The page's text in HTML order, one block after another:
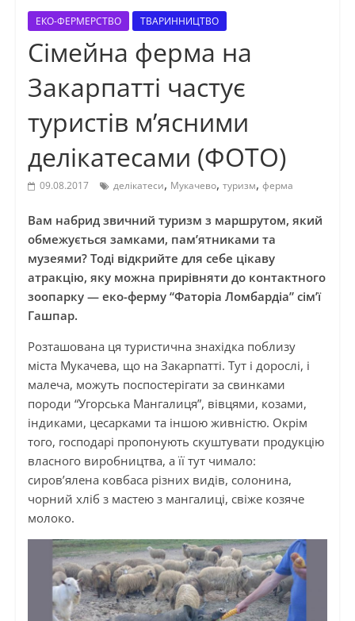
ЕКО-ФЕРМЕРСТВО ТВАРИННИЦТВО
Сімейна ферма на
Закарпатті частує
туристів м’ясними
делікатесами (ФОТО)
09.08.2017 делікатеси, Мукачево, туризм, ферма
Вам набрид звичний туризм з маршрутом, який
обмежується замками, пам’ятниками та
музеями? Тоді відкрийте для себе цікаву
атракцію, яку можна прирівняти до контактного
зоопарку — еко-ферму “Фаторіа Ломбардіа” сім’ї
Гашпар.
Розташована ця туристична знахідка поблизу
міста Мукачева, що на Закарпатті. Тут і дорослі, і
малеча, можуть поспостерігати за свинками
породи “Угорська Мангалиця”, вівцями, козами,
індиками, цесарками та іншою живністю. Окрім
того, господарі пропонують скуштувати продукцію
власного виробництва, а її тут чимало:
сиров’ялена ковбаса різних видів, солонина,
чорний хліб з мастею з мангалиці, свіже козяче
молоко.